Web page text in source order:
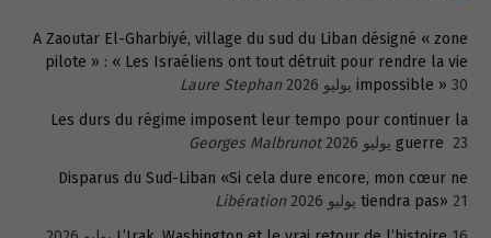
A Zaoutar El-Gharbiyé, village du sud du Liban désigné « zone
pilote » : « Les Israéliens ont tout détruit pour rendre la vie
impossible » 30 يوليو 2026
Laure Stephan
Les durs du régime imposent leur tempo pour continuer la
guerre 23 يوليو 2026
Georges Malbrunot
Disparus du Sud-Liban «Si cela dure encore, mon cœur ne
tiendra pas» 21 يوليو 2026
Libération